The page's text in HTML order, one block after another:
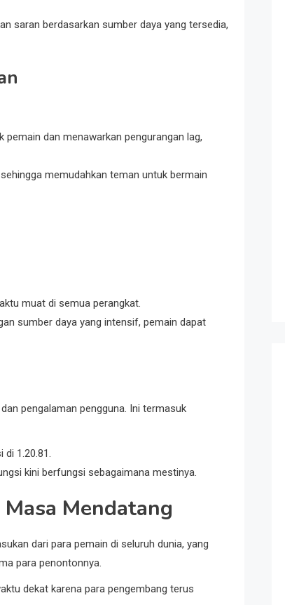
saran berdasarkan sumber daya yang tersedia,
pemain dan menawarkan pengurangan lag,
memudahkan teman untuk bermain
muat di semua perangkat.
sumber daya yang intensif, pemain dapat
pengalaman pengguna. Ini termasuk
di 1.20.81.
kini berfungsi sebagaimana mestinya.
Mendatang
dari para pemain di seluruh dunia, yang
para penontonnya.
dekat karena para pengembang terus